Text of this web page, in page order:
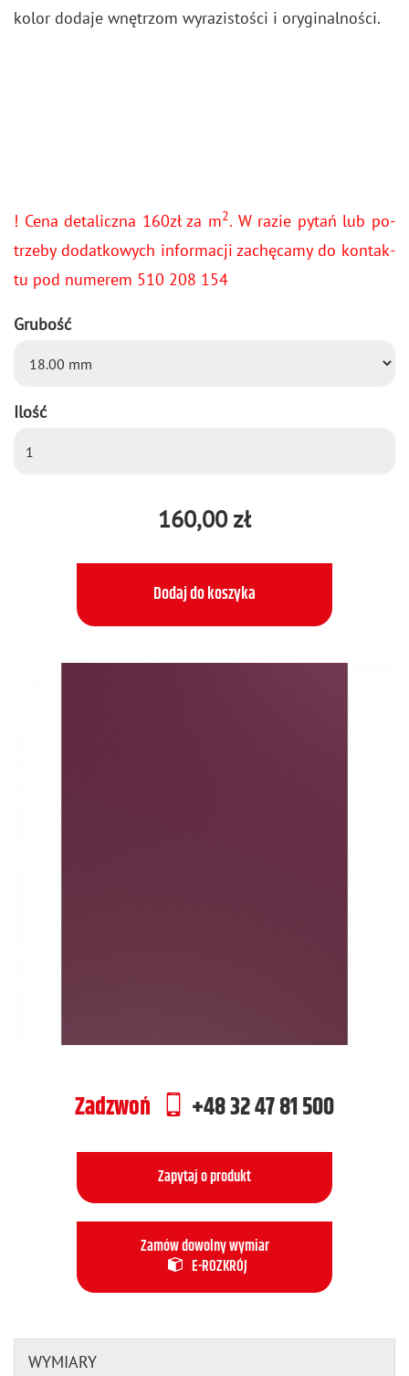
kolor do­da­je wnę­trzom wy­ra­zi­sto­ści i ory­gi­nal­no­ści.
! Cena de­ta­licz­na 160zł za m2. W razie pytań lub po­
trze­by do­dat­ko­wych in­for­ma­cji za­chę­ca­my do kon­tak­
tu pod nu­me­rem 510 208 154
Grubość
Ilość
160,00 zł
Dodaj do koszyka
Zadzwoń +48 32 47 81 500
Zapytaj o produkt
Zamów dowolny wymiar
E-ROZKRÓJ
WYMIARY